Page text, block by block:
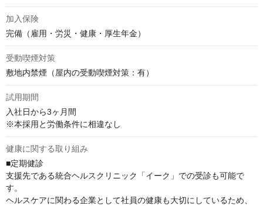
加入保険
完備（雇⽤・労災・健康・厚⽣年⾦）
受動喫煙対策
敷地内禁煙（屋内の受動喫煙対策：有）
試用期間
入社日から3ヶ月間
※本採用と労働条件に相違なし
健康に関する取り組み
■定期健診
⽀援先である統合ヘルスクリニック「イーク」での受診も可能で
す。
ヘルスケアに関わる企業として社員の健康も⼤切にしているため、